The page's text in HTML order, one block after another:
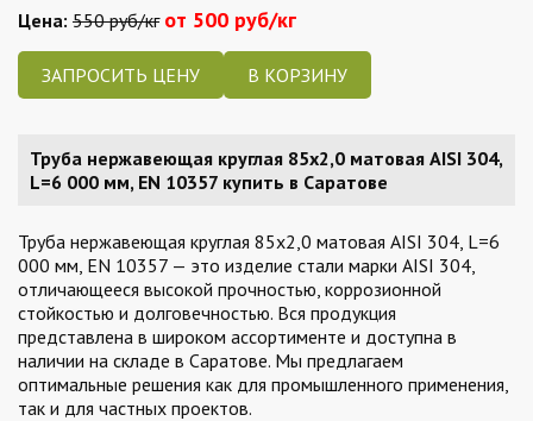
Цена: 550 руб/кг от 500 руб/кг
ЗАПРОСИТЬ ЦЕНУ
Труба нержавеющая круглая 85х2,0 матовая AISI 304,
L=6 000 мм, EN 10357 купить в Саратове
Труба нержавеющая круглая 85х2,0 матовая AISI 304, L=6
000 мм, EN 10357 — это изделие стали марки AISI 304,
отличающееся высокой прочностью, коррозионной
стойкостью и долговечностью. Вся продукция
представлена в широком ассортименте и доступна в
наличии на складе в Саратове. Мы предлагаем
оптимальные решения как для промышленного применения,
так и для частных проектов.